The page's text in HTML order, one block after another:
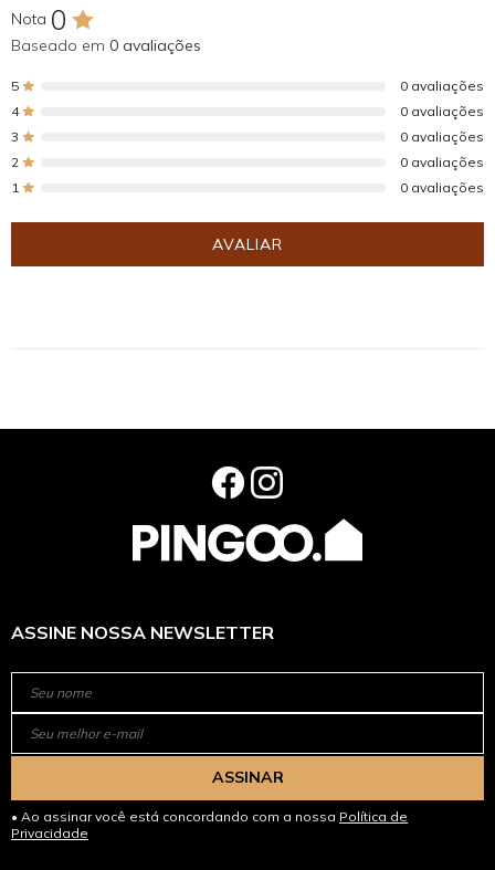
Nota 0
Baseado em0 avaliações
5
0 avaliações
4
0 avaliações
3
0 avaliações
2
0 avaliações
1
0 avaliações
AVALIAR
ASSINE NOSSA NEWSLETTER
ASSINAR
Ao assinar você está concordando com a nossa Política de
Privacidade